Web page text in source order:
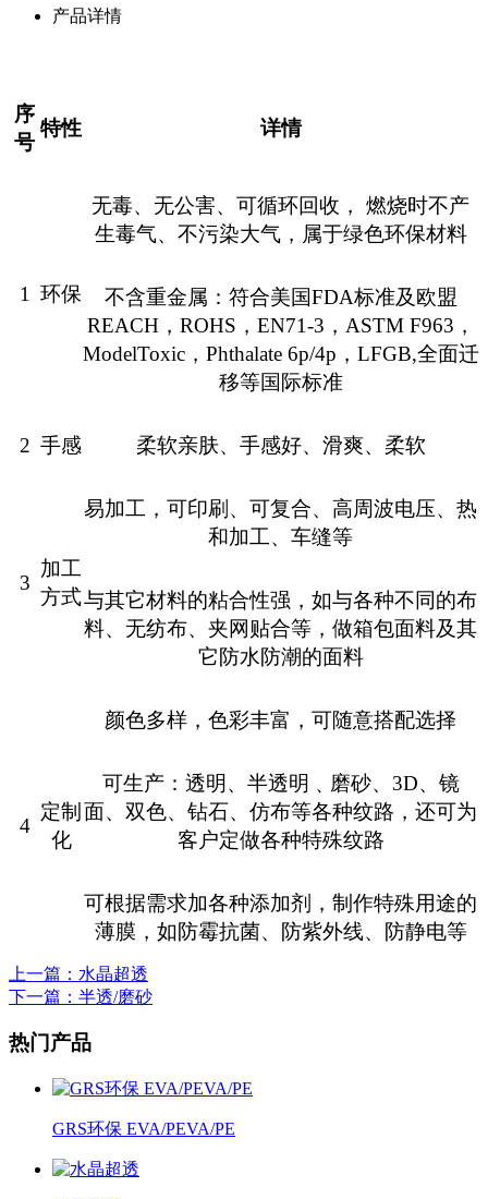
产品详情
序
号
特性 详情
1 环保
无毒、无公害、可循环回收，
燃烧时不产
生毒气、不污染大气，属于绿色环保材料
不含重金属：符合美国FDA标准及欧盟
REACH ， ROHS ， EN71-3 ， ASTM F963 ，
ModelToxic， Phthalate 6p/4p ， LFGB,全面迁
移等国际标准
2 手感 柔软亲肤、 手感好、滑爽、柔软
3
加工
方式
易加工，可印刷、可复合、高周波电压、热
和加工、车缝等
与其它材料的粘合性强，如与各种不同的布
料、无纺布、夹网贴合等，做箱包面料及其
它防水防潮的面料
4
定制
化
颜色多样，色彩丰富，可随意搭配选择
可生产：透明、半透明﹑磨砂、 3D、镜
面、双色、钻石、仿布等各种纹路，还可为
客户定做各种特殊纹路
可根据需求加各种添加剂，制作特殊用途的
薄膜，如防霉抗菌、防紫外线、防静电等
上一篇 ：水晶超透
下一篇 ：半透/磨砂
热门产品
GRS环保 EVA/PEVA/PE